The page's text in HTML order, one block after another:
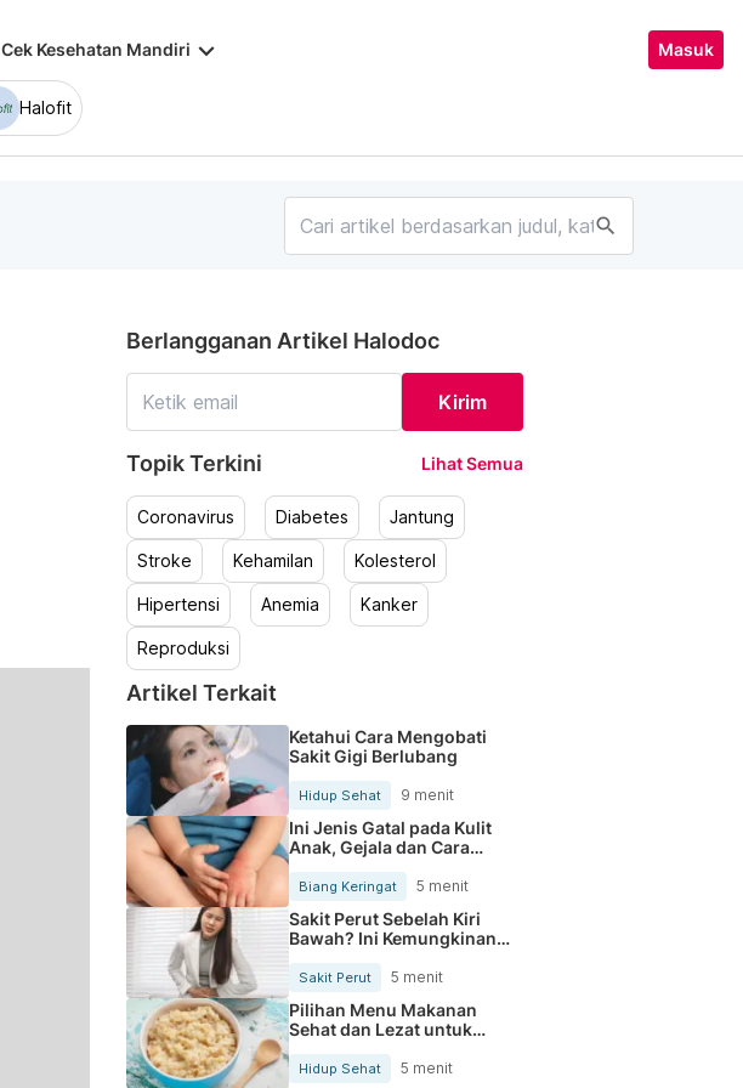
Cek Kesehatan Mandiri keyboard_arrow_down Masuk
Halofit
search
Berlangganan Artikel Halodoc
Kirim
Topik Terkini Lihat Semua
Coronavirus Diabetes Jantung
Stroke Kehamilan Kolesterol
Hipertensi Anemia Kanker
Reproduksi
Artikel Terkait
Ketahui Cara Mengobati
Sakit Gigi Berlubang
Hidup Sehat 9 menit
Ini Jenis Gatal pada Kulit
Anak, Gejala dan Cara
Mengobatinya
Biang Keringat 5 menit
Sakit Perut Sebelah Kiri
Bawah? Ini Kemungkinan
Sakit Perut 5 menit
Pilihan Menu Makanan
Sehat dan Lezat untuk
Mengurangi Kolesterol
Hidup Sehat 5 menit